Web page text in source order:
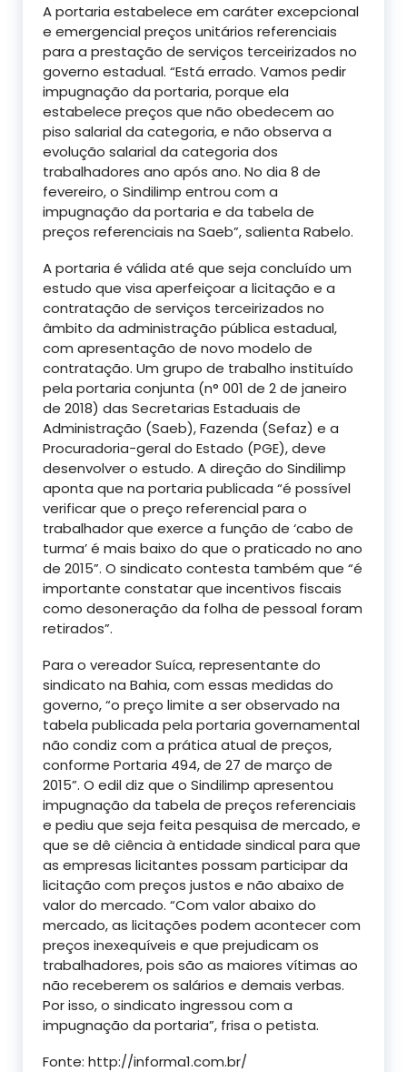
A portaria estabelece em caráter excepcional
e emergencial preços unitários referenciais
para a prestação de serviços terceirizados no
governo estadual. “Está errado. Vamos pedir
impugnação da portaria, porque ela
estabelece preços que não obedecem ao
piso salarial da categoria, e não observa a
evolução salarial da categoria dos
trabalhadores ano após ano. No dia 8 de
fevereiro, o Sindilimp entrou com a
impugnação da portaria e da tabela de
preços referenciais na Saeb”, salienta Rabelo.
A portaria é válida até que seja concluído um
estudo que visa aperfeiçoar a licitação e a
contratação de serviços terceirizados no
âmbito da administração pública estadual,
com apresentação de novo modelo de
contratação. Um grupo de trabalho instituído
pela portaria conjunta (n° 001 de 2 de janeiro
de 2018) das Secretarias Estaduais de
Administração (Saeb), Fazenda (Sefaz) e a
Procuradoria-geral do Estado (PGE), deve
desenvolver o estudo. A direção do Sindilimp
aponta que na portaria publicada “é possível
verificar que o preço referencial para o
trabalhador que exerce a função de ‘cabo de
turma’ é mais baixo do que o praticado no ano
de 2015”. O sindicato contesta também que “é
importante constatar que incentivos fiscais
como desoneração da folha de pessoal foram
retirados”.
Para o vereador Suíca, representante do
sindicato na Bahia, com essas medidas do
governo, “o preço limite a ser observado na
tabela publicada pela portaria governamental
não condiz com a prática atual de preços,
conforme Portaria 494, de 27 de março de
2015”. O edil diz que o Sindilimp apresentou
impugnação da tabela de preços referenciais
e pediu que seja feita pesquisa de mercado, e
que se dê ciência à entidade sindical para que
as empresas licitantes possam participar da
licitação com preços justos e não abaixo de
valor do mercado. “Com valor abaixo do
mercado, as licitações podem acontecer com
preços inexequíveis e que prejudicam os
trabalhadores, pois são as maiores vítimas ao
não receberem os salários e demais verbas.
Por isso, o sindicato ingressou com a
impugnação da portaria”, frisa o petista.
Fonte: http://informa1.com.br/